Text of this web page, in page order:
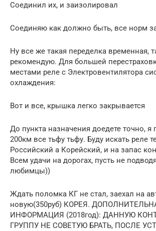
Соединил их, и заизолировал
Соединяю как должно быть, все норм
Ну все же такая переделка временная,
рекомендую. Для большей
местами реле с Электровентилятора
охлаждения:
Вот и все, крышка легко закрывается
До пункта назначения доедете точно, я
200км все тьфу тьфу. Буду искать реле
Российский а Корейский, и на запас
Всем удачи на дорогах, пусть не
любимцы))
Ждать поломка КГ не стал, заехал на
новую(350руб) КОРЕЯ.
ИНФОРМАЦИЯ (2018год): ДАННУЮ
ГРУППУ НЕ СОВЕТУЮ БРАТЬ, ПОСЛЕ